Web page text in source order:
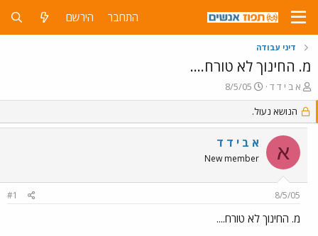
התחבר הירשם
דיני עבודה
מ. החינוך לא טורח....
פ
ו
ת
ח
נ
א ב י ד ד
פ
ו
ס
ב
ת
ך
8/5/05
הנושא נעול.
א א ב י ד ד
New member
8/5/05
#1
מ. החינוך לא טורח....